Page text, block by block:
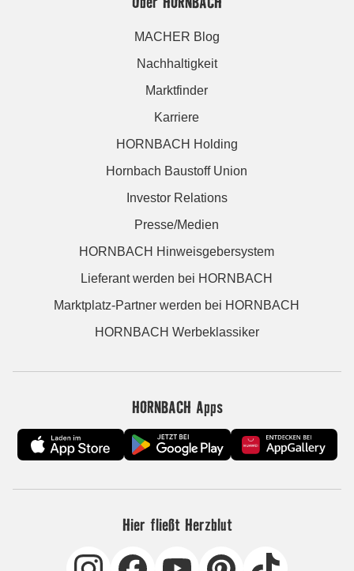
MACHER Blog
Nachhaltigkeit
Marktfinder
Karriere
HORNBACH Holding
Hornbach Baustoff Union
Investor Relations
Presse/Medien
HORNBACH Hinweisgebersystem
Lieferant werden bei HORNBACH
Marktplatz-Partner werden bei HORNBACH
HORNBACH Werbeklassiker
HORNBACH Apps
Hier fließt Herzblut